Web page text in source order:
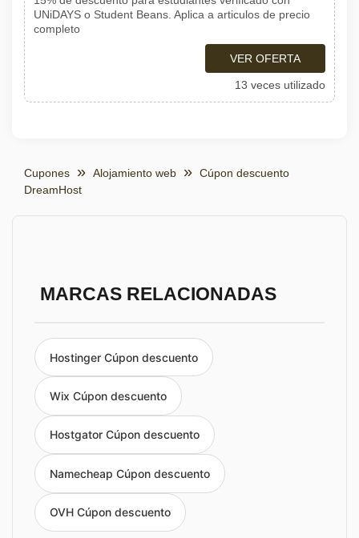
UNiDAYS o Student Beans. Aplica a articulos de precio
completo
VER OFERTA
13 veces utilizado
Cupones Alojamiento web
Cúpon descuento
DreamHost
MARCAS RELACIONADAS
Hostinger Cúpon descuento
Wix Cúpon descuento
Hostgator Cúpon descuento
Namecheap Cúpon descuento
OVH Cúpon descuento